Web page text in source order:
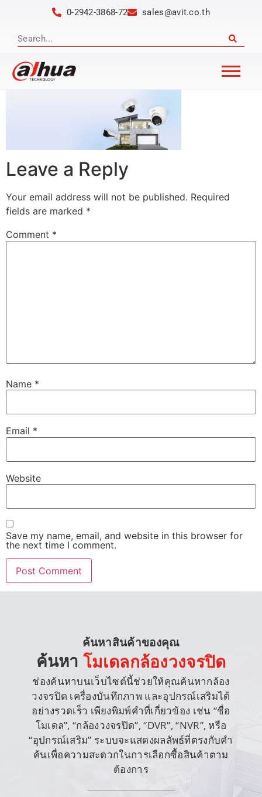
0-2942-3868-72 sales@avit.co.th
Leave a Reply
Your email address will not be published. Required
fields are marked *
Comment *
Name *
Email *
Website
Save my name, email, and website in this browser for
the next time I comment.
ค้นหาสินค้าของคุณ
ค้นหา โมเดลกล้องวงจรปิด
ช่องค้นหาบนเว็บไซต์นี้ช่วยให้คุณค้นหากล้อง
วงจรปิด เครื่องบันทึกภาพ และอุปกรณ์เสริมได้
อย่างรวดเร็ว เพียงพิมพ์คำที่เกี่ยวข้อง เช่น “ชื่อ
โมเดล”, “กล้องวงจรปิด”, “DVR”, “NVR”, หรือ
“อุปกรณ์เสริม” ระบบจะแสดงผลลัพธ์ที่ตรงกับคำ
ค้นเพื่อความสะดวกในการเลือกซื้อสินค้าตาม
ต้องการ